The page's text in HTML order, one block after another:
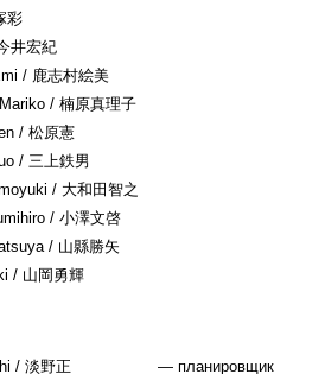
彩
井宏紀
/ 鹿志村絵美
/ 楠原真理子
/ 松原憲
/ 三上鉄男
/ 大和田智之
/ 小澤文啓
/ 山縣勝矢
/ 山岡勇輝
/ 淡野正 — планировщик